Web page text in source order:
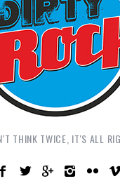
THINK TWICE, IT'S ALL